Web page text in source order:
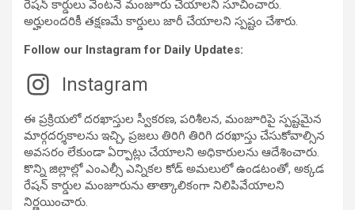
రేషన్ కార్డులు వెంటనే మంజూరు చేయాలని సూచించారు.
అర్హులందరికీ తక్షణమే కార్డులు జారీ చేయాలని స్పష్టం చేశారు.
Follow our Instagram for Daily Updates:
Instagram
ఈ ప్రక్రియలో దరఖాస్తుల స్వీకరణ, పరిశీలన, మంజూరిపై స్పష్టమైన
మార్గదర్శకాలను ఇచ్చి, ప్రజలు తిరిగి తిరిగి దరఖాస్తు చేసుకోవాల్సిన
అవసరం లేకుండా ఏర్పాట్లు చేయాలని అధికారులను ఆదేశించారు.
కొన్ని జిల్లాల్లో ఎంఎల్సీ ఎన్నికల కోడ్ అమలులో ఉండటంతో, అక్కడ
రేషన్ కార్డుల మంజూరును తాత్కాలికంగా నిలిపివేయాలని
నిర్ణయించారు.